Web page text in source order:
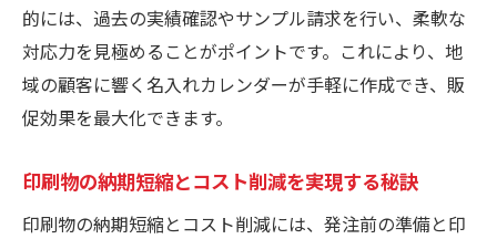
的には、過去の実績確認やサンプル請求を行い、柔軟な
対応力を見極めることがポイントです。これにより、地
域の顧客に響く名入れカレンダーが手軽に作成でき、販
促効果を最大化できます。
印刷物の納期短縮とコスト削減を実現する秘訣
印刷物の納期短縮とコスト削減には、発注前の準備と印